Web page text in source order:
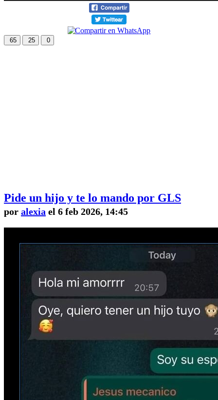
65 25 0
Pide un hijo y te lo mando por GLS
por alexia el 6 feb 2026, 14:45